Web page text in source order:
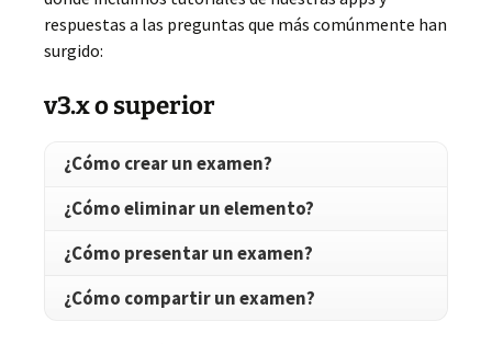
respuestas a las preguntas que más comúnmente han
surgido:
v3.x o superior
¿Cómo crear un examen?
¿Cómo eliminar un elemento?
¿Cómo presentar un examen?
¿Cómo compartir un examen?